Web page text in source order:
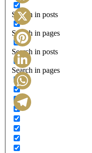
Search in posts
Search in pages
Search in posts
Search in pages
Facebook
X
Pinterest
LinkedIn
WhatsApp
Telegram